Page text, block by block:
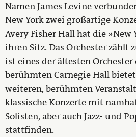
Namen James Levine
New York zwei großartige
Avery Fisher Hall hat die
ihren Sitz. Das Orchester zählt
ist eines der ältesten
berühmten Carnegie Hall
weiteren, berühmten
klassische Konzerte mit
Solisten, aber auch Jazz- und
stattfinden.